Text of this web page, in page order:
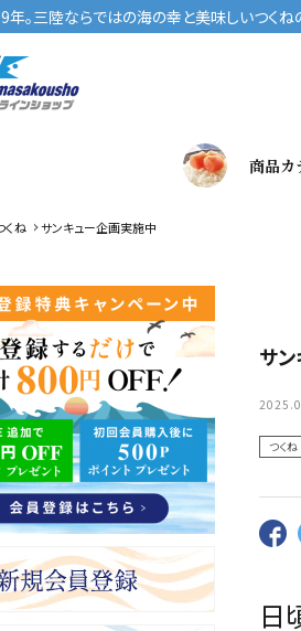
。三陸ならではの海の幸と美味しいつくね
商品カ
くね サンキュー企画実施中
サ
つくね
日